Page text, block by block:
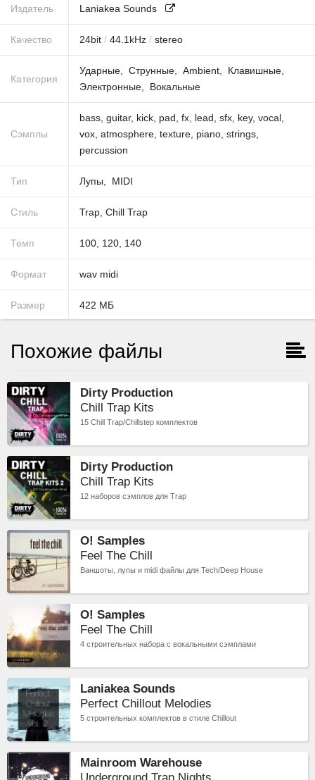
Издатель Laniakea Sounds
Качество 24bit / 44.1 kHz / stereo
Категория
Ударные Струнные Ambient
Клавишные
Электронные
Вокальные
Сэмплы
bass guitar, kick pad fx lead sfx key, vocal
vox atmosphere texture piano strings
percussion
Тип Лупы MIDI
Стиль Trap Chill Trap
Темп 100 120 140
Формат wav midi
Размер 422 МБ
Похожие файлы
Dirty Production
Chill Trap Kits
15 Chill Trap/Chillstep комплектов
Dirty Production
Chill Trap Kits
12 наборов сэмплов для Trap
O! Samples
Feel The Chill
Ваншоты, лупы и midi файлы для Tech/Deep House
O! Samples
Feel The Chill
4 строительных набора с вокальными сэмплами
Laniakea Sounds
Perfect Chillout Melodies
5 строительных комплектов в стиле Chillout
Mainroom Warehouse